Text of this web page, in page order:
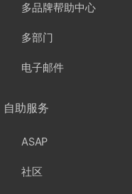
多品牌帮助中心
多部门
电子邮件
自助服务
ASAP
社区